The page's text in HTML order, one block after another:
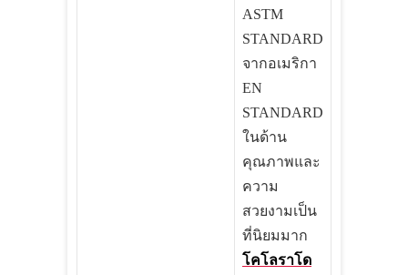
ASTM
STANDARD
จากอเมริกา
EN
STANDARD
ในด้าน
คุณภาพและ
ความ
สวยงามเป็น
ที่นิยมมาก
โคโลราโด